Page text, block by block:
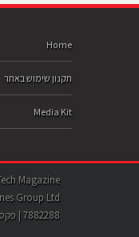
Home
תקנון שימוש באתר
Media Kit
7882288 | פקס: 09-7428299